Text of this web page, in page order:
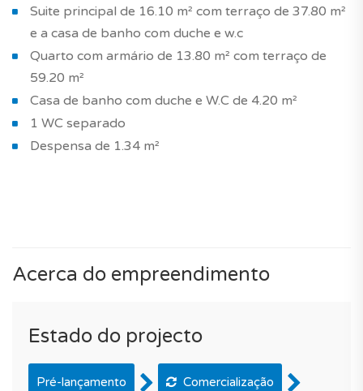
Suite principal de 16.10 m² com terraço de 37.80 m²
e a casa de banho com duche e w.c
Quarto com armário de 13.80 m² com terraço de
59.20 m²
Casa de banho com duche e W.C de 4.20 m²
1 WC separado
Despensa de 1.34 m²
Acerca do empreendimento
Estado do projecto
Pré-lançamento Comercialização